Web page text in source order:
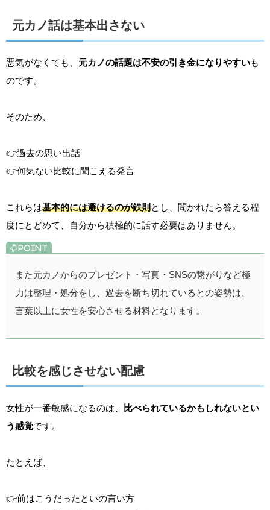
元カノ話は基本出さない
悪気がなくても、 元カノの話題は不安の引き金になりやすいも
のです。
そのため、
👉過去の思い出話
👉何気ない比較に聞こえる発言
これらは基本的には避けるのが鉄則とし、聞かれたら答える程
度にとどめて、自分から積極的に話す必要はありません。
また元カノからのプレゼント・写真・SNSの繋がりなど極
力は整理・処分をし、過去を断ち切れているとの姿勢は、
言葉以上に女性を安心させる材料となります。
比較を感じさせない配慮
女性が一番敏感になるのは、
比べられているかもしれないとい
う感覚です。
たとえば、
👉前はこうだったといの言い方